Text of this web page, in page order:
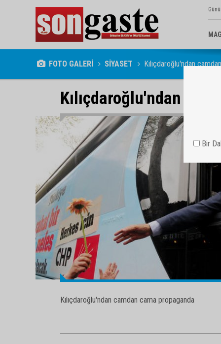
FOTO GALERİ SİYASET Kılıçdaroğlu'ndan
Kılıçdaroğlu'ndan
Kılıçdaroğlu'ndan camdan cama propaganda
Bir